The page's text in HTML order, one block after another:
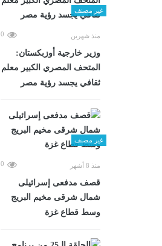
غير مصنف
منذ شهرين 0
وزير خارجية أوزبكستان:
المتحف المصري الكبير معلم
ثقافي يجسد رؤية مصر
غير مصنف
منذ 8 أشهر 0
قصف مدفعى إسرائيلى
شمال شرقى مخيم البريج
وسط قطاع غزة